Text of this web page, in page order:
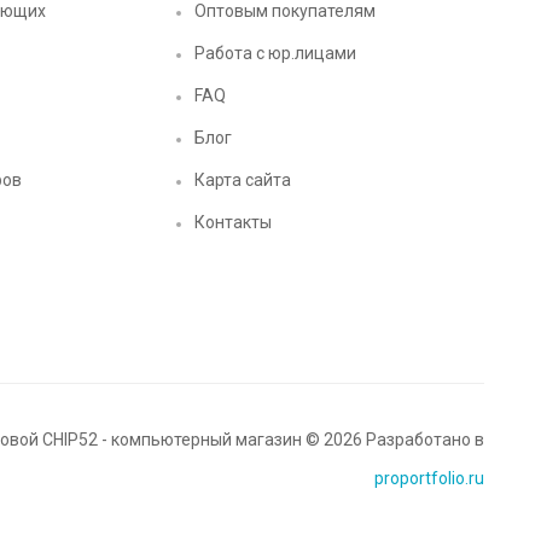
Оптовым покупателям
Работа с юр.лицами
FAQ
Блог
Карта сайта
Контакты
CHIP52 - компьютерный магазин © 2026 Разработано в
proportfolio.ru